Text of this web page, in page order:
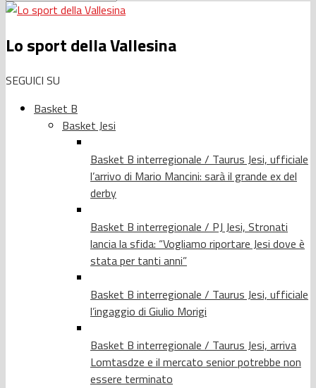
Lo sport della Vallesina
SEGUICI SU
Basket B
Basket Jesi
Basket B interregionale / Taurus Jesi, ufficiale
l’arrivo di Mario Mancini: sarà il grande ex del
derby
Basket B interregionale / PJ Jesi, Stronati
lancia la sfida: “Vogliamo riportare Jesi dove è
stata per tanti anni”
Basket B interregionale / Taurus Jesi, ufficiale
l’ingaggio di Giulio Morigi
Basket B interregionale / Taurus Jesi, arriva
Lomtasdze e il mercato senior potrebbe non
essere terminato